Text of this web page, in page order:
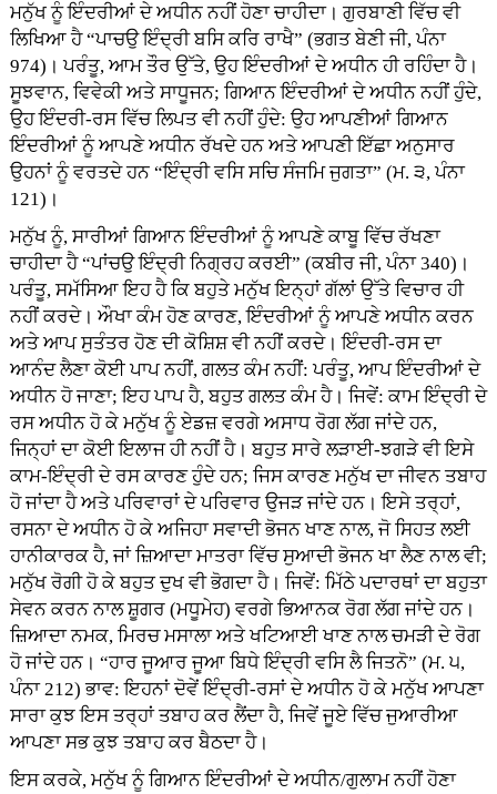
ਮਨੁੱਖ ਨੂੰ ਇੰਦਰੀਆਂ ਦੇ ਅਧੀਨ ਨਹੀਂ ਹੋਣਾ ਚਾਹੀਦਾ। ਗੁਰਬਾਣੀ ਵਿੱਚ ਵੀ
ਲਿਖਿਆ ਹੈ “ਪਾਚਉ ਇੰਦ੍ਰੀ ਬਸਿ ਕਰਿ ਰਾਖੈ” (ਭਗਤ ਬੇਣੀ ਜੀ, ਪੰਨਾ
974)। ਪਰੰਤੂ, ਆਮ ਤੌਰ ਉੱਤੇ, ਉਹ ਇੰਦਰੀਆਂ ਦੇ ਅਧੀਨ ਹੀ ਰਹਿੰਦਾ ਹੈ।
ਸੂਝਵਾਨ, ਵਿਵੇਕੀ ਅਤੇ ਸਾਧੂਜਨ; ਗਿਆਨ ਇੰਦਰੀਆਂ ਦੇ ਅਧੀਨ ਨਹੀਂ ਹੁੰਦੇ,
ਉਹ ਇੰਦਰੀ-ਰਸ ਵਿੱਚ ਲਿਪਤ ਵੀ ਨਹੀਂ ਹੁੰਦੇ: ਉਹ ਆਪਣੀਆਂ ਗਿਆਨ
ਇੰਦਰੀਆਂ ਨੂੰ ਆਪਣੇ ਅਧੀਨ ਰੱਖਦੇ ਹਨ ਅਤੇ ਆਪਣੀ ਇੱਛਾ ਅਨੁਸਾਰ
ਉਹਨਾਂ ਨੂੰ ਵਰਤਦੇ ਹਨ “ਇੰਦ੍ਰੀ ਵਸਿ ਸਚਿ ਸੰਜਮਿ ਜੁਗਤਾ” (ਮ. ੩, ਪੰਨਾ
121)।
ਮਨੁੱਖ ਨੂੰ, ਸਾਰੀਆਂ ਗਿਆਨ ਇੰਦਰੀਆਂ ਨੂੰ ਆਪਣੇ ਕਾਬੂ ਵਿੱਚ ਰੱਖਣਾ
ਚਾਹੀਦਾ ਹੈ “ਪਾਂਚਉ ਇੰਦ੍ਰੀ ਨਿਗ੍ਰਹ ਕਰਈ” (ਕਬੀਰ ਜੀ, ਪੰਨਾ 340)।
ਪਰੰਤੂ, ਸਮੱਸਿਆ ਇਹ ਹੈ ਕਿ ਬਹੁਤੇ ਮਨੁੱਖ ਇਨ੍ਹਾਂ ਗੱਲਾਂ ਉੱਤੇ ਵਿਚਾਰ ਹੀ
ਨਹੀਂ ਕਰਦੇ। ਔਖਾ ਕੰਮ ਹੋਣ ਕਾਰਣ, ਇੰਦਰੀਆਂ ਨੂੰ ਆਪਣੇ ਅਧੀਨ ਕਰਨ
ਅਤੇ ਆਪ ਸੁਤੰਤਰ ਹੋਣ ਦੀ ਕੋਸ਼ਿਸ਼ ਵੀ ਨਹੀਂ ਕਰਦੇ। ਇੰਦਰੀ-ਰਸ ਦਾ
ਆਨੰਦ ਲੈਣਾ ਕੋਈ ਪਾਪ ਨਹੀਂ, ਗਲਤ ਕੰਮ ਨਹੀਂ: ਪਰੰਤੂ, ਆਪ ਇੰਦਰੀਆਂ ਦੇ
ਅਧੀਨ ਹੋ ਜਾਣਾ; ਇਹ ਪਾਪ ਹੈ, ਬਹੁਤ ਗਲਤ ਕੰਮ ਹੈ। ਜਿਵੇਂ: ਕਾਮ ਇੰਦ੍ਰੀ ਦੇ
ਰਸ ਅਧੀਨ ਹੋ ਕੇ ਮਨੁੱਖ ਨੂੰ ਏਡਜ਼ ਵਰਗੇ ਅਸਾਧ ਰੋਗ ਲੱਗ ਜਾਂਦੇ ਹਨ,
ਜਿਨ੍ਹਾਂ ਦਾ ਕੋਈ ਇਲਾਜ ਹੀ ਨਹੀਂ ਹੈ। ਬਹੁਤ ਸਾਰੇ ਲੜਾਈ-ਝਗੜੇ ਵੀ ਇਸੇ
ਕਾਮ-ਇੰਦ੍ਰੀ ਦੇ ਰਸ ਕਾਰਣ ਹੁੰਦੇ ਹਨ; ਜਿਸ ਕਾਰਣ ਮਨੁੱਖ ਦਾ ਜੀਵਨ ਤਬਾਹ
ਹੋ ਜਾਂਦਾ ਹੈ ਅਤੇ ਪਰਿਵਾਰਾਂ ਦੇ ਪਰਿਵਾਰ ਉਜੜ ਜਾਂਦੇ ਹਨ। ਇਸੇ ਤਰ੍ਹਾਂ,
ਰਸਨਾ ਦੇ ਅਧੀਨ ਹੋ ਕੇ ਅਜਿਹਾ ਸਵਾਦੀ ਭੋਜਨ ਖਾਣ ਨਾਲ, ਜੋ ਸਿਹਤ ਲਈ
ਹਾਨੀਕਾਰਕ ਹੈ, ਜਾਂ ਜ਼ਿਆਦਾ ਮਾਤਰਾ ਵਿੱਚ ਸੁਆਦੀ ਭੋਜਨ ਖਾ ਲੈਣ ਨਾਲ ਵੀ;
ਮਨੁੱਖ ਰੋਗੀ ਹੋ ਕੇ ਬਹੁਤ ਦੁਖ ਵੀ ਭੋਗਦਾ ਹੈ। ਜਿਵੇਂ: ਮਿੱਠੇ ਪਦਾਰਥਾਂ ਦਾ ਬਹੁਤਾ
ਸੇਵਨ ਕਰਨ ਨਾਲ ਸ਼ੂਗਰ (ਮਧੂਮੇਹ) ਵਰਗੇ ਭਿਆਨਕ ਰੋਗ ਲੱਗ ਜਾਂਦੇ ਹਨ।
ਜ਼ਿਆਦਾ ਨਮਕ, ਮਿਰਚ ਮਸਾਲਾ ਅਤੇ ਖਟਿਆਈ ਖਾਣ ਨਾਲ ਚਮੜੀ ਦੇ ਰੋਗ
ਹੋ ਜਾਂਦੇ ਹਨ। “ਹਾਰ ਜੂਆਰ ਜੂਆ ਬਿਧੇ ਇੰਦ੍ਰੀ ਵਸਿ ਲੈ ਜਿਤਨੋ” (ਮ. ੫,
ਪੰਨਾ 212) ਭਾਵ: ਇਹਨਾਂ ਦੋਵੇਂ ਇੰਦ੍ਰੀ-ਰਸਾਂ ਦੇ ਅਧੀਨ ਹੋ ਕੇ ਮਨੁੱਖ ਆਪਣਾ
ਸਾਰਾ ਕੁਝ ਇਸ ਤਰ੍ਹਾਂ ਤਬਾਹ ਕਰ ਲੈਂਦਾ ਹੈ, ਜਿਵੇਂ ਜੂਏ ਵਿੱਚ ਜੁਆਰੀਆ
ਆਪਣਾ ਸਭ ਕੁਝ ਤਬਾਹ ਕਰ ਬੈਠਦਾ ਹੈ।
ਇਸ ਕਰਕੇ, ਮਨੁੱਖ ਨੂੰ ਗਿਆਨ ਇੰਦਰੀਆਂ ਦੇ ਅਧੀਨ/ਗੁਲਾਮ ਨਹੀਂ ਹੋਣਾ